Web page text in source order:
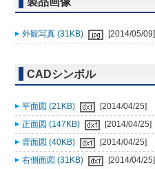
外観写真 (31KB) [2014/05/09]
CADシンボル
平面図 (21KB)
[2014/04/25]
正面図 (147KB)
[2014/04/25]
背面図 (40KB)
[2014/04/25]
右側面図 (31KB)
[2014/04/25]